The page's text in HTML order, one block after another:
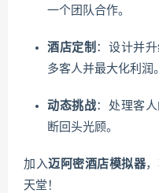
一个团队合作。
酒店定制 ：设计并
多客人并最大化利润。
动态挑战：处理客
断回头光顾。
加入迈阿密酒店模拟器
天堂！